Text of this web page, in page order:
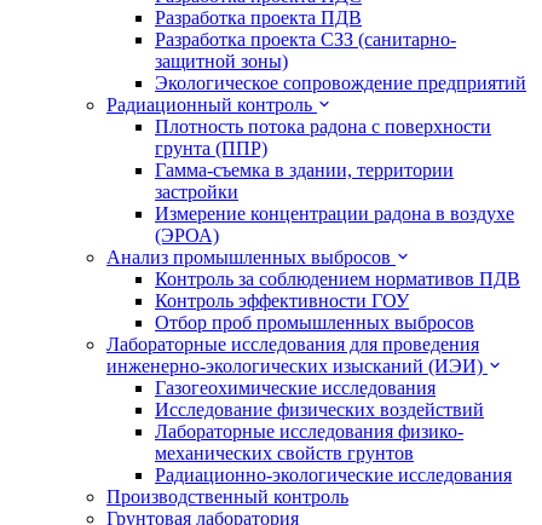
Разработка проекта ПДВ
Разработка проекта СЗЗ (санитарно-
защитной зоны)
Экологическое сопровождение предприятий
Радиационный контроль
Плотность потока радона с поверхности
грунта (ППР)
Гамма-съемка в здании, территории
застройки
Измерение концентрации радона в воздухе
(ЭРОА)
Анализ промышленных выбросов
Контроль за соблюдением нормативов ПДВ
Контроль эффективности ГОУ
Отбор проб промышленных выбросов
Лабораторные исследования для проведения
инженерно-экологических изысканий (ИЭИ)
Газогеохимические исследования
Исследование физических воздействий
Лабораторные исследования физико-
механических свойств грунтов
Радиационно-экологические исследования
Производственный контроль
Грунтовая лаборатория